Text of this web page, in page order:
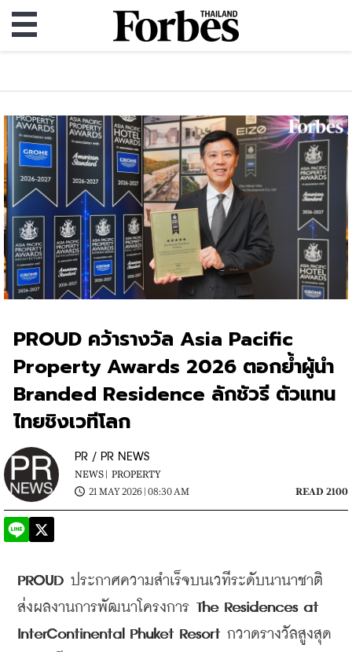
PROUD คว้ารางวัล Asia Pacific
Property Awards 2026 ตอกย้ำผู้นำ
Branded Residence ลักชัวรี ตัวแทน
ไทยชิงเวทีโลก
PR / PR NEWS
NEWS | PROPERTY
21 MAY 2026 | 08:30 AM
READ 2100
PROUD ประกาศความสำเร็จบนเวทีระดับนานาชาติ
ส่งผลงานการพัฒนาโครงการ The Residences at
InterContinental Phuket Resort กวาดรางวัลสูงสุด